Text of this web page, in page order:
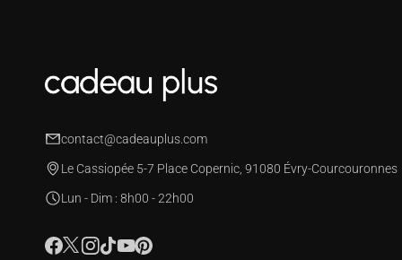
contact@cadeauplus.com
Le Cassiopée 5-7 Place Copernic, 91080 Évry-Courcouronnes
Lun - Dim : 8h00 - 22h00